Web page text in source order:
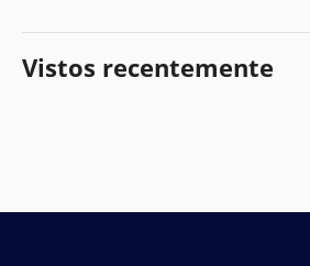
Vistos recentemente